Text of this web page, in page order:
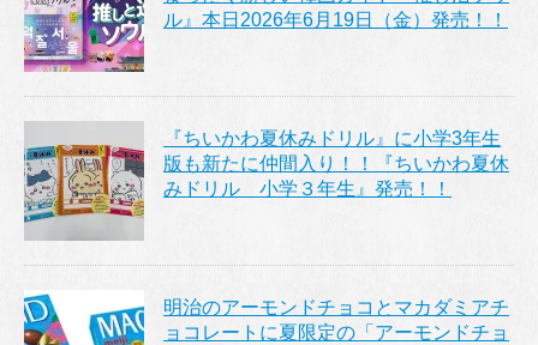
ル』本日2026年6月19日（金）発売！！
『ちいかわ夏休みドリル』に小学3年生
版も新たに仲間入り！！『ちいかわ夏休
みドリル 小学３年生』発売！！
明治のアーモンドチョコとマカダミアチ
ョコレートに夏限定の「アーモンドチョ